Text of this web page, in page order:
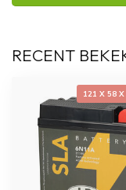
RECENT
121 X 58